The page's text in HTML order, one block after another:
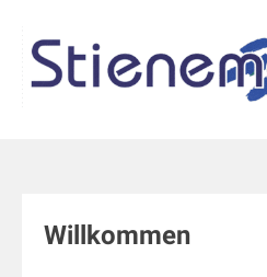
content
Willkommen